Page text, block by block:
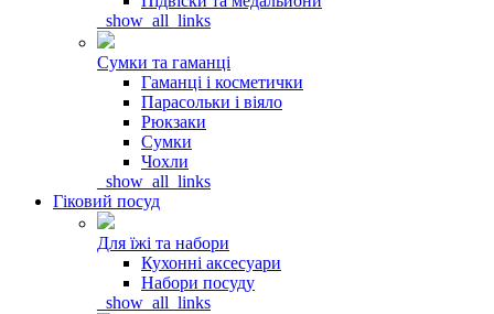
_show_all_links
Сумки та гаманці
Гаманці і косметички
Парасольки і віяло
Рюкзаки
Сумки
Чохли
_show_all_links
Гіковий посуд
Для їжі та набори
Кухонні аксесуари
Набори посуду
_show_all_links